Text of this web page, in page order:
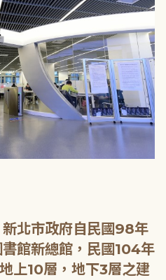
北市政府自民國98年
館新總館，民國104年
上10層，地下3層之建